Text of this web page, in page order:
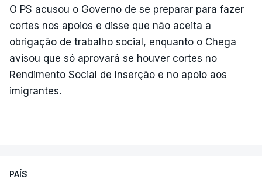
O PS acusou o Governo de se preparar para fazer
cortes nos apoios e disse que não aceita a
obrigação de trabalho social, enquanto o Chega
avisou que só aprovará se houver cortes no
Rendimento Social de Inserção e no apoio aos
imigrantes.
PAÍS